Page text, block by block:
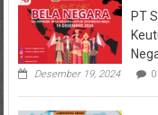
PT
Desember 19, 2024 0